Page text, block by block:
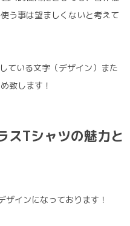
う事は望ましくないと考えて
ている文字（デザイン）また
致します！
スTシャツの魅力と
インになっております！